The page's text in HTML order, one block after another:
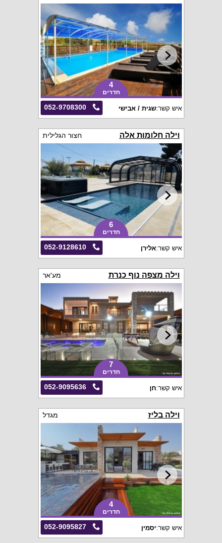
4
חדרים
052-9708300 איש קשר:שגית / אבישי
וילה חלומות אלה חצור הגלילית
6
חדרים
052-9128610 איש קשר:אלירן
וילה מצפה נוף כנרת מע'אר
7
חדרים
052-9095636 איש קשר:חן
וילה בליז מגדל
4
חדרים
052-9095827 איש קשר:יסמין